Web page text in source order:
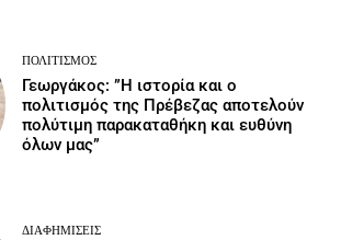
ΠΟΛΙΤΙΣΜΌΣ
Γεωργάκος: ”Η ιστορία και ο
πολιτισμός της Πρέβεζας αποτελούν
πολύτιμη παρακαταθήκη και ευθύνη
όλων μας”
ΔΙΑΦΗΜΊΣΕΙΣ